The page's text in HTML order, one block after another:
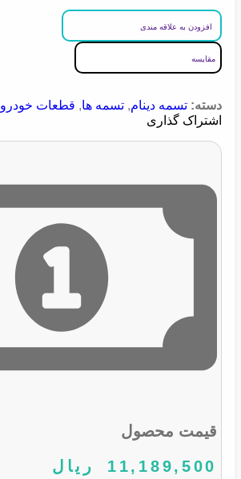
افزودن به علاقه مندی
مقایسه
دسته: تسمه دینام, تسمه ها, قطعات خودرو
اشتراک گذاری
قیمت محصول
11,189,500
ریال